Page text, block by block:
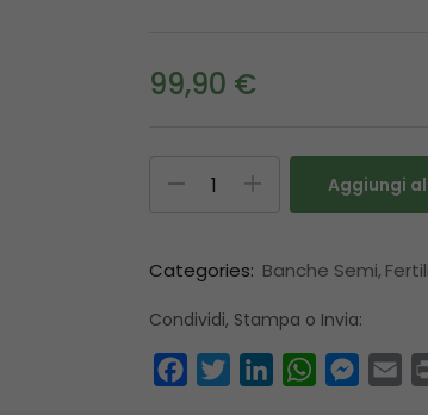
99,90 €
Aggiungi
Categories: Banche Semi
Condividi, Stampa o Invia:
FacebookTwitterLinkedInWhatsApp